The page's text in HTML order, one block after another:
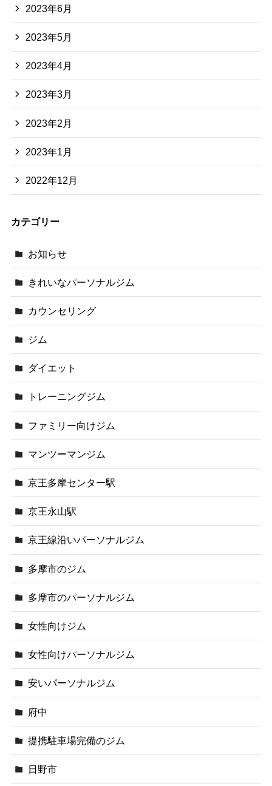
2023年6月
2023年5月
2023年4月
2023年3月
2023年2月
2023年1月
2022年12月
カテゴリー
お知らせ
きれいなパーソナルジム
カウンセリング
ジム
ダイエット
トレーニングジム
ファミリー向けジム
マンツーマンジム
京王多摩センター駅
京王永山駅
京王線沿いパーソナルジム
多摩市のジム
多摩市のパーソナルジム
女性向けジム
女性向けパーソナルジム
安いパーソナルジム
府中
提携駐車場完備のジム
日野市